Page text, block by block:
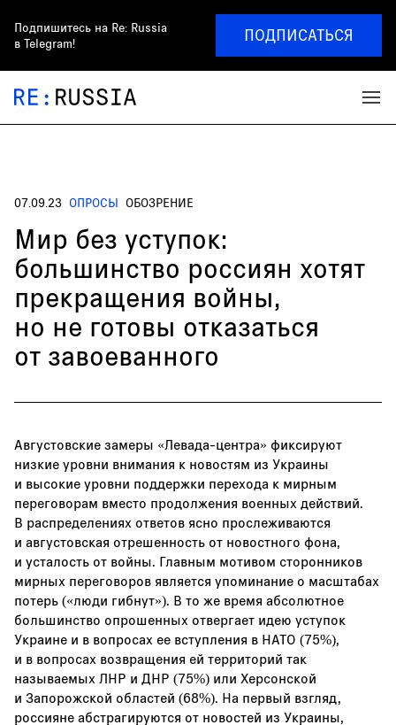
Подпишитесь на Re: Russia
в Telegram!
ПОДПИСАТЬСЯ
07.09.23 ОПРОСЫ ОБОЗРЕНИЕ
Мир без уступок:
большинство россиян хотят
прекращения войны,
но не готовы отказаться
от завоеванного
Августовские замеры «Левада-центра» фиксируют
низкие уровни внимания к новостям из Украины
и высокие уровни поддержки перехода к мирным
переговорам вместо продолжения военных действий.
В распределениях ответов ясно прослеживаются
и августовская отрешенность от новостного фона,
и усталость от войны. Главным мотивом сторонников
мирных переговоров является упоминание о масштабах
потерь («люди гибнут»). В то же время абсолютное
большинство опрошенных отвергает идею уступок
Украине и в вопросах ее вступления в НАТО (75%),
и в вопросах возвращения ей территорий так
называемых ЛНР и ДНР (75%) или Херсонской
и Запорожской областей (68%). На первый взгляд,
россияне абстрагируются от новостей из Украины,